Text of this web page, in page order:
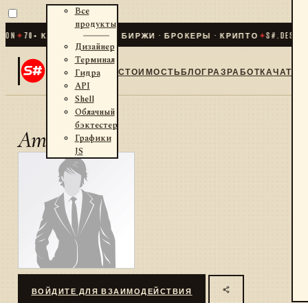
✦70+ КОННЕКТОРОВ · БИРЖИ · БРОКЕРЫ · КРИПТО✦
Все
продукты
Дизайнер
Терминал
Гидра
API
Shell
Облачный
бэктестер
Графики
JS
СТОИМОСТЬБЛОГРАЗРАБОТКАЧАТ
Amedrr
ВОЙДИТЕ ДЛЯ ВЗАИМОДЕЙСТВИЯ